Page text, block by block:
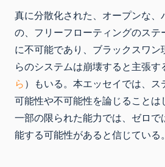
真に分散化された、オープンな、
の、フリーフローティングのス
に不可能であり、ブラックスワ
らのシステムは崩壊すると主張す
ら）もいる。本エッセイでは、
可能性や不可能性を論じることは
一部の限られた能力では、ゼロ
能する可能性があると信じている。